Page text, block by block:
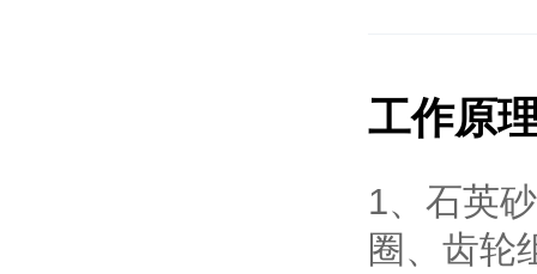
工作原
1、石英
圈、齿轮